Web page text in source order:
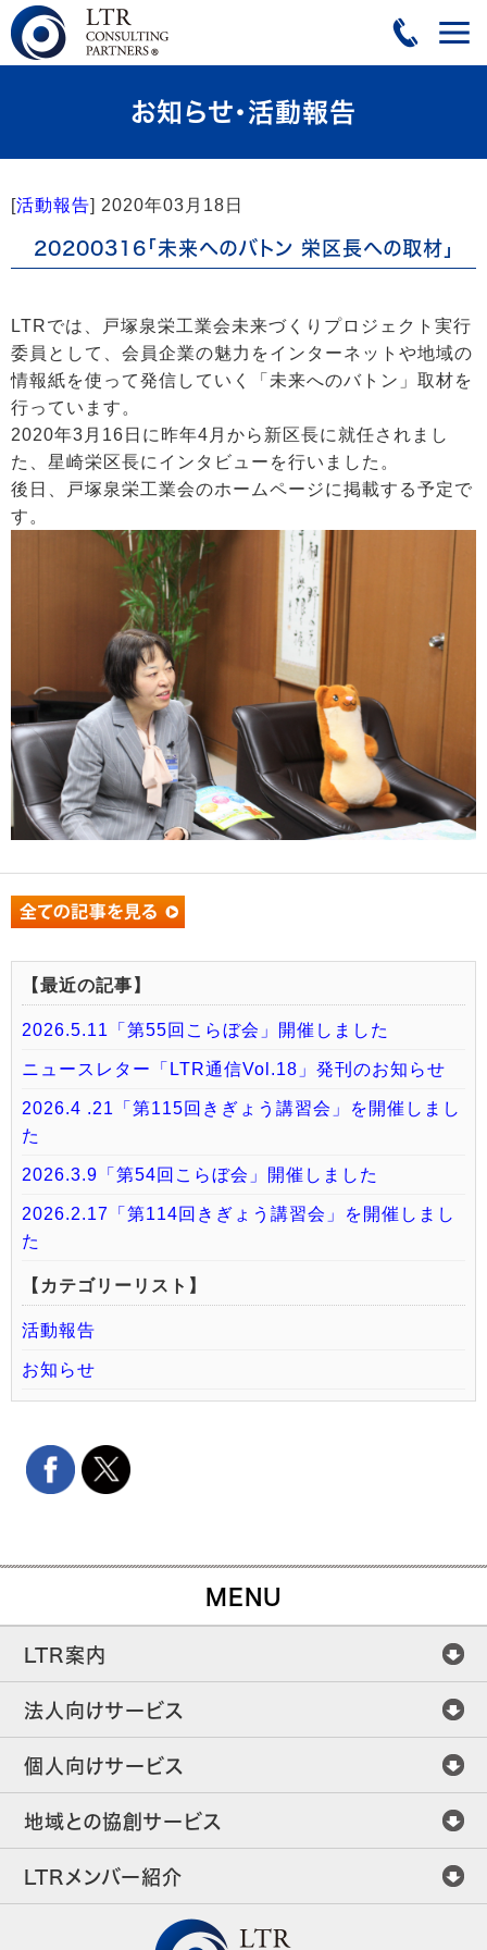
お知らせ・活動報告
[活動報告] 2020年03月18日
20200316「未来へのバトン 栄区長への取材」
LTRでは、戸塚泉栄工業会未来づくりプロジェクト実行
委員として、会員企業の魅力をインターネットや地域の
情報紙を使って発信していく「未来へのバトン」取材を
行っています。
2020年3月16日に昨年4月から新区長に就任されまし
た、星崎栄区長にインタビューを行いました。
後日、戸塚泉栄工業会のホームページに掲載する予定で
す。
【最近の記事】
2026.5.11「第55回こらぼ会」開催しました
ニュースレター「LTR通信Vol.18」発刊のお知らせ
2026.4 .21「第115回きぎょう講習会」を開催しまし
た
2026.3.9「第54回こらぼ会」開催しました
2026.2.17「第114回きぎょう講習会」を開催しまし
た
【カテゴリーリスト】
活動報告
お知らせ
MENU
LTR案内
法人向けサービス
個人向けサービス
地域との協創サービス
LTRメンバー紹介